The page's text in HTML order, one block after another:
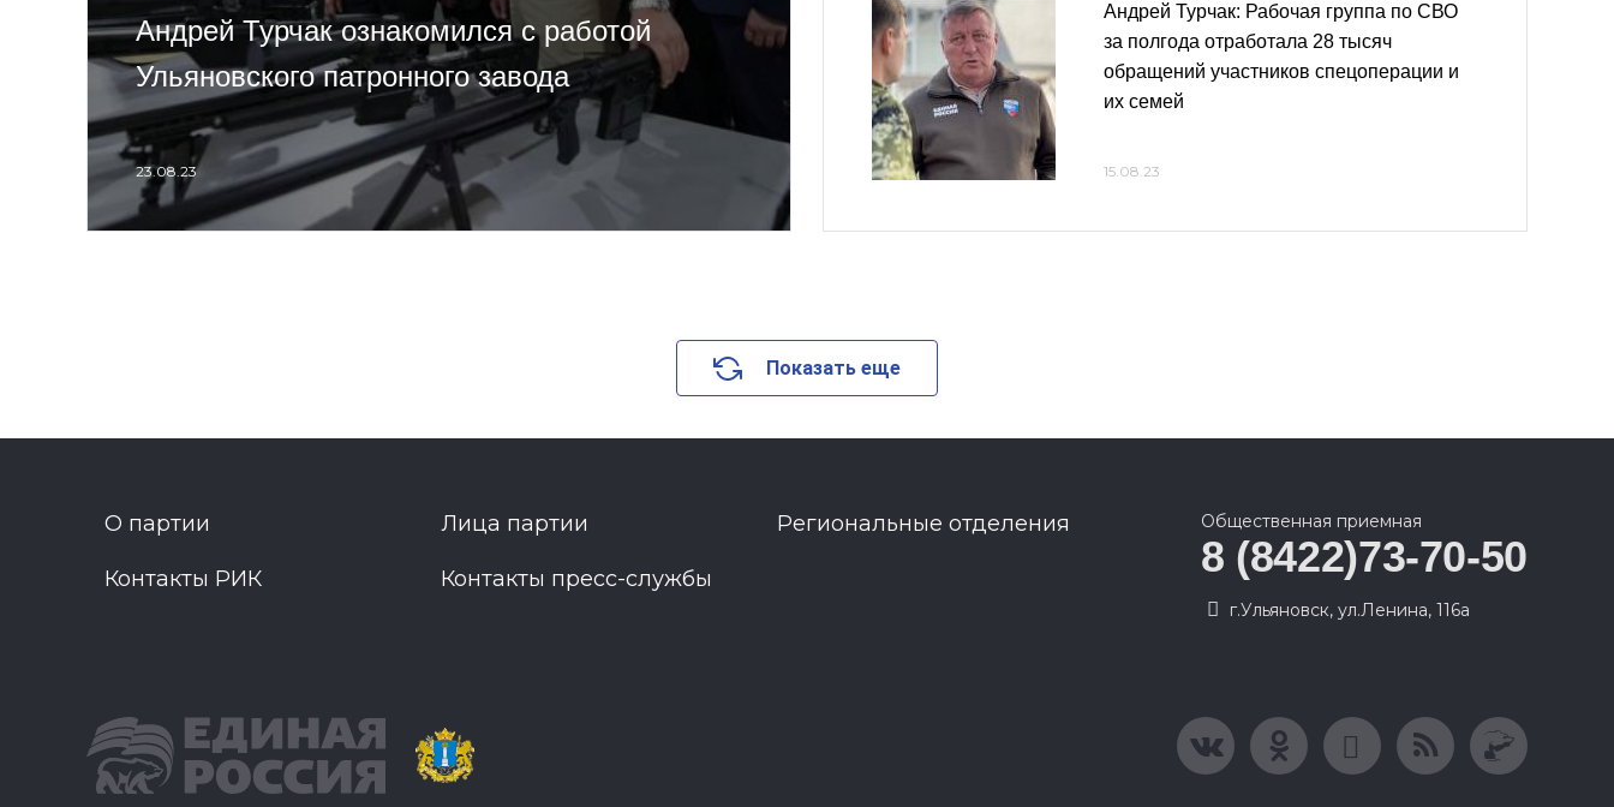
Андрей Турчак ознакомился с работой
Ульяновского патронного завода
23.08.23
Андрей Турчак: Рабочая группа по СВО
за полгода отработала 28 тысяч
обращений участников спецоперации и
их семей
15.08.23
Показать еще
О партии Лица партии Региональные отделения
Контакты РИК Контакты пресс-службы
Общественная приемная
8 (8422)73-70-50
г.Ульяновск, ул.Ленина, 116а